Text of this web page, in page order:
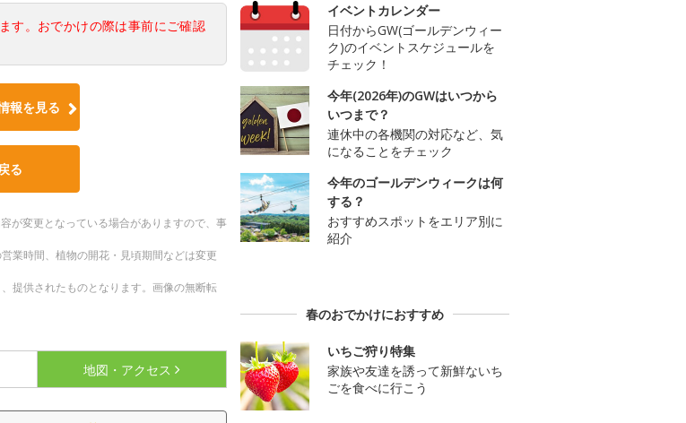
す。おでかけの際は事前にご確認
報を見る
る
が変更となっている場合がありますので、事
業時間、植物の開花・見頃期間などは変更
提供されたものとなります。画像の無断転
地図・アクセス
イベントカレンダー
日付からGW(ゴールデンウィー
ク)のイベントスケジュールを
チェック！
今年(2026年)のGWはいつから
いつまで？
連休中の各機関の対応など、気
になることをチェック
今年のゴールデンウィークは何
する？
おすすめスポットをエリア別に
紹介
春のおでかけにおすすめ
いちご狩り特集
家族や友達を誘って新鮮ないち
ごを食べに行こう